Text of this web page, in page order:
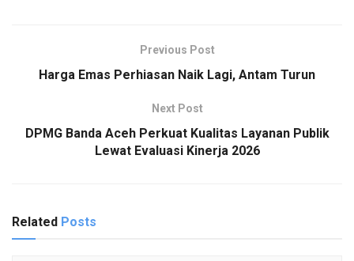
Previous Post
Harga Emas Perhiasan Naik Lagi, Antam Turun
Next Post
DPMG Banda Aceh Perkuat Kualitas Layanan Publik
Lewat Evaluasi Kinerja 2026
Related Posts